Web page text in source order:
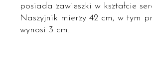
posiada zawieszki w kształcie
Naszyjnik mierzy 42 cm, w tym
wynosi 3 cm.